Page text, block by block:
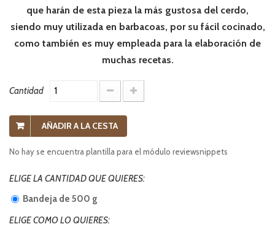
que harán de esta pieza la más gustosa del cerdo,
siendo muy utilizada en barbacoas, por su fácil cocinado,
como también es muy empleada para la elaboración de
muchas recetas.
Cantidad
AÑADIR A LA CESTA
No hay se encuentra plantilla para el módulo reviewsnippets
ELIGE LA CANTIDAD QUE QUIERES:
Bandeja de 500 g
ELIGE COMO LO QUIERES: